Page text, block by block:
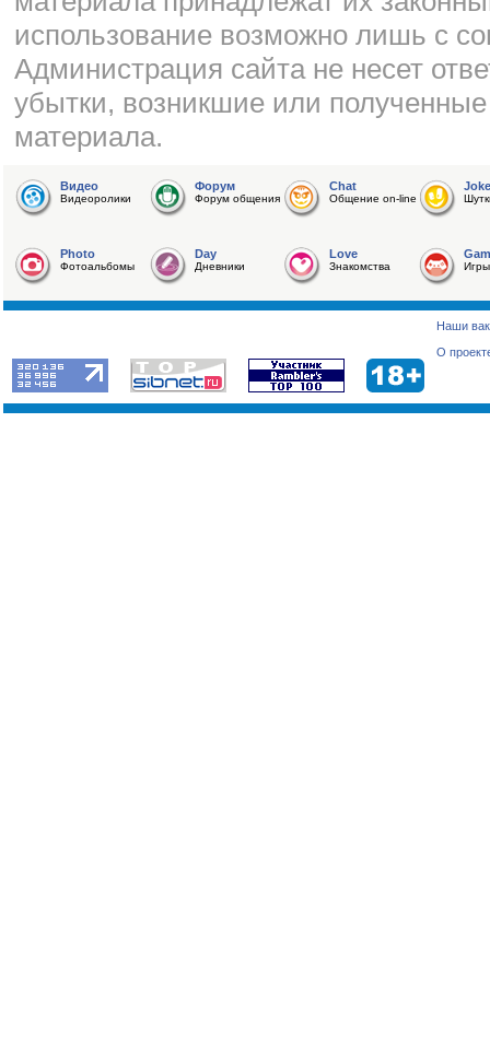
использование возможно лишь с
Администрация сайта не несет
убытки, возникшие или
материала.
Видео
Видеоролики
Форум
Форум общения
Chat
Общение on-line
Joke
Photo
Фотоальбомы
Day
Дневники
Love
Знакомства Игры
Наши
О